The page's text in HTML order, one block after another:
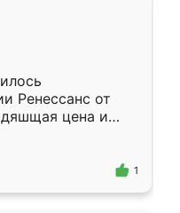
Ренессанс от
цена и
Приехавший
самый
1